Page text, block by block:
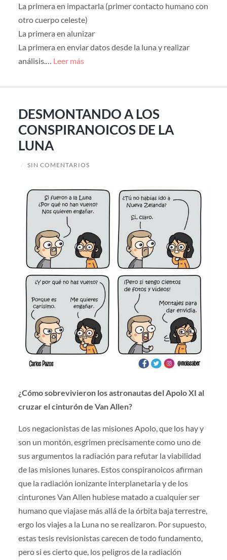
La primera en impactarla (primer contacto humano con
otro cuerpo celeste)
La primera en alunizar
La primera en enviar datos desde la luna y realizar
análisis.… Leer más
DESMONTANDO A LOS
CONSPIRANOICOS DE LA
LUNA
/ SIN COMENTARIOS
¿Cómo sobrevivieron los astronautas del Apolo XI al
cruzar el cinturón de Van Allen?
Los negacionistas de las misiones Apolo, que los hay y
son un montón, esgrimen precisamente como uno de
sus argumentos la radiación para refutar la viabilidad
de las misiones lunares. Estos conspiranoicos afirman
que la radiación ionizante interplanetaria y de los
cinturones Van Allen hubiese matado a cualquier ser
humano que viajase más allá de la órbita baja terrestre,
ergo los viajes a la Luna no se realizaron. Por supuesto,
estas tesis revisionistas carecen de todo fundamento,
pero si es cierto que, los peligros de la radiación